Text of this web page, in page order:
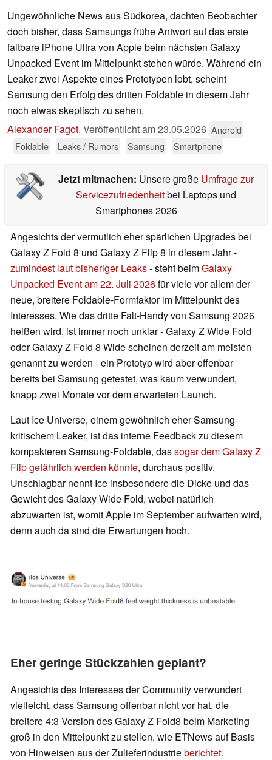
Ungewöhnliche News aus Südkorea, dachten Beobachter
doch bisher, dass Samsungs frühe Antwort auf das erste
faltbare iPhone Ultra von Apple beim nächsten Galaxy
Unpacked Event im Mittelpunkt stehen würde. Während ein
Leaker zwei Aspekte eines Prototypen lobt, scheint
Samsung den Erfolg des dritten Foldable in diesem Jahr
noch etwas skeptisch zu sehen.
Alexander Fagot, Veröffentlicht am23.05.2026 Android
Foldable
Leaks / Rumors Samsung Smartphone
Jetzt mitmachen: Unsere große Umfrage zur
Servicezufriedenheitbei Laptops und
Smartphones 2026
Angesichts der vermutlich eher spärlichen Upgrades bei
Galaxy Z Fold 8 und Galaxy Z Flip 8 in diesem Jahr -
zumindest laut bisheriger Leaks- steht beimGalaxy
Unpacked Event am 22. Juli 2026für viele vor allem der
neue, breitere Foldable-Formfaktor im Mittelpunkt des
Interesses. Wie das dritte Falt-Handy von Samsung 2026
heißen wird, ist immer noch unklar - Galaxy Z Wide Fold
oder Galaxy Z Fold 8 Wide scheinen derzeit am meisten
genannt zu werden - ein Prototyp wird aber offenbar
bereits bei Samsung getestet, was kaum verwundert,
knapp zwei Monate vor dem erwarteten Launch.
Laut Ice Universe, einem gewöhnlich eher Samsung-
kritischem Leaker, ist das interne Feedback zu diesem
kompakteren Samsung-Foldable, dassogar dem Galaxy Z
Flip gefährlich werden könnte, durchaus positiv.
Unschlagbar nennt Ice insbesondere die Dicke und das
Gewicht des Galaxy Wide Fold, wobei natürlich
abzuwarten ist, womit Apple im September aufwarten wird,
denn auch da sind die Erwartungen hoch.
Eher geringe Stückzahlen geplant?
Angesichts des Interesses der Community verwundert
vielleicht, dass Samsung offenbar nicht vor hat, die
breitere 4:3 Version des Galaxy Z Fold8 beim Marketing
groß in den Mittelpunkt zu stellen, wie ETNews auf Basis
von Hinweisen aus der Zulieferindustrieberichtet.